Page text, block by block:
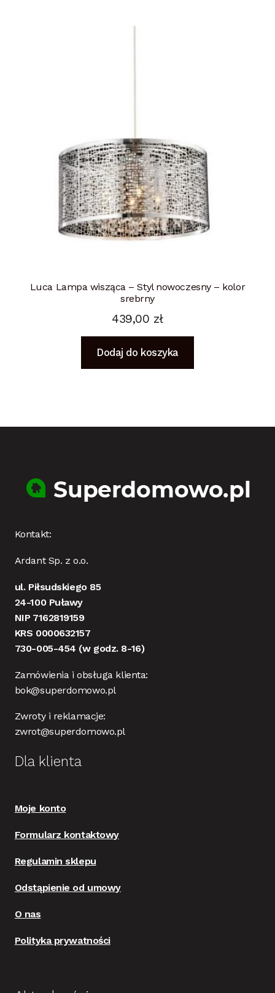
Luca Lampa wisząca – Styl nowoczesny – kolor
srebrny
439,00 zł
Dodaj do koszyka
Kontakt:
Ardant Sp. z o.o.
ul. Piłsudskiego 85
24-100 Puławy
NIP 7162819159
KRS 0000632157
730-005-454 (w godz. 8-16)
Zamówienia i obsługa klienta:
bok@superdomowo.pl
Zwroty i reklamacje:
zwrot@superdomowo.pl
Dla klienta
Moje konto
Formularz kontaktowy
Regulamin sklepu
Odstąpienie od umowy
O nas
Polityka prywatności